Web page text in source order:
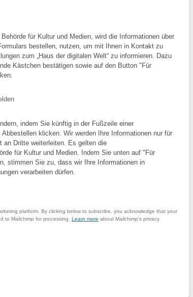
für Kultur und Medien, wird die Informationen über
bestellen, nutzen, um mit Ihnen in Kontakt zu
zum „Haus der digitalen Welt“ zu informieren. Dazu
Kästchen bestätigen sowie auf den Button "Für
indem Sie künftig in der Fußzeile einer
klicken. Wir werden Ihre Informationen nur für
an Dritte weiterleiten. Es gelten die
für Kultur und Medien. Indem Sie unten auf "Für
stimmen Sie zu, dass wir Ihre Informationen in
verarbeiten dürfen.
platform. By clicking below to subscribe, you acknowledge that your
to Mailchimp for processing. Learn more about Mailchimp's privacy